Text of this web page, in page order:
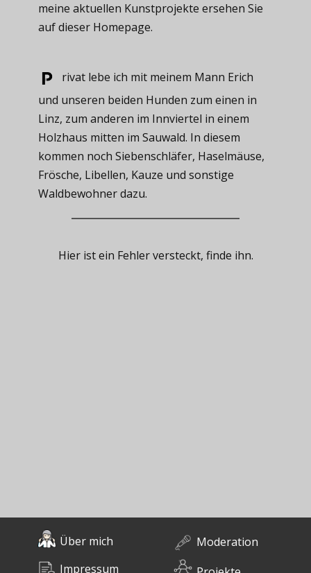
meine aktuellen Kunstprojekte ersehen Sie
auf dieser Homepage.
rivat ​lebe ich mit meinem Mann Erich
und unseren beiden Hunden zum einen in
Linz, zum anderen im Innviertel in einem
Holzhaus mitten im Sauwald. In diesem
kommen noch Siebenschläfer, Haselmäuse,
Frösche, Libellen, Kauze und sonstige
Waldbewohner dazu.
Hier ist ein Fehler versteckt, finde ihn.
Moderation
Über mich
Impressum